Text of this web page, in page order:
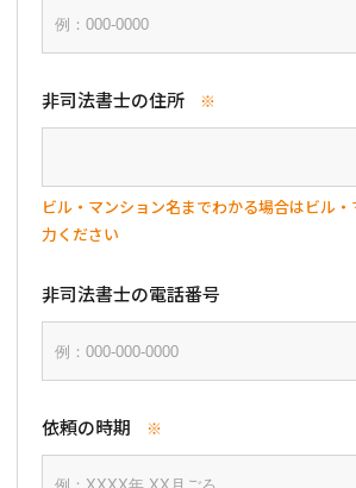
非司法書士の住所 ※
ビル・マンション名までわかる場合はビル
力ください
非司法書士の電話番号
依頼の時期 ※